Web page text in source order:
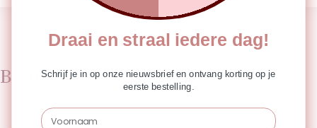
Beauty Blogs
Draai en straal iedere dag!
Schrijf je in op onze nieuwsbrief en ontvang korting op je
eerste bestelling.
Voornaam